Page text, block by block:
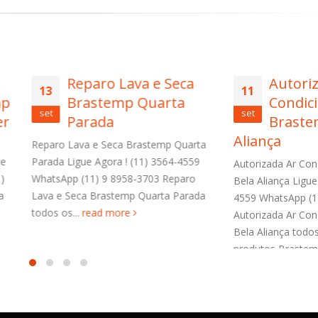
Reparo Lava e Seca
Brastemp Quarta
Parada
Lava e Seca Brastemp Quarta
Ligue Agora ! (11) 3564-4559
(11) 9 8958-3703 Reparo
Brastemp Quarta Parada
read more
11
Autorizada Ar
Condicionado
Brastemp Bela
Aliança
Autorizada Ar Condicionado
Bela Aliança Ligue Agora ! (11)
4559 WhatsApp (11) 9 8958-
Autorizada Ar Condicionado
Bela Aliança todos os
produtos Brastemp. Autorizada